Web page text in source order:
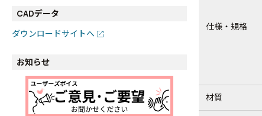
CADデータ
ダウンロードサイトへ
お知らせ
仕様・規格
材質